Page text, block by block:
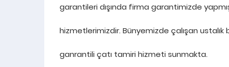
garantileri dışında firma garantimizde
hizmetlerimizdir. Bünyemizde çalışan
ganrantili çatı tamiri hizmeti sunmakta.